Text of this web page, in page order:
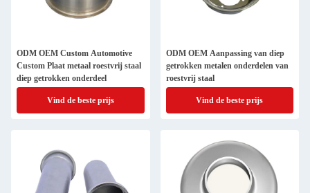
ODM OEM Custom Automotive
Custom Plaat metaal roestvrij staal
diep getrokken onderdeel
Vind de beste prijs
ODM OEM Aanpassing van diep
getrokken metalen onderdelen van
roestvrij staal
Vind de beste prijs